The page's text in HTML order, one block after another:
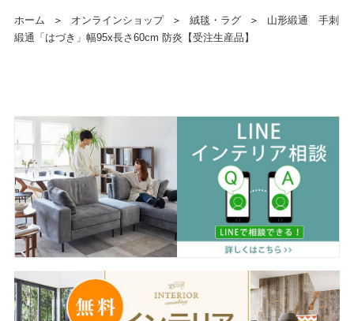
ホーム ＞ オンラインショップ ＞ 絨毯・ラグ ＞
山形緞通 手刺
緞通「はづき」幅95x長さ60cm 防炎【受注生産品】